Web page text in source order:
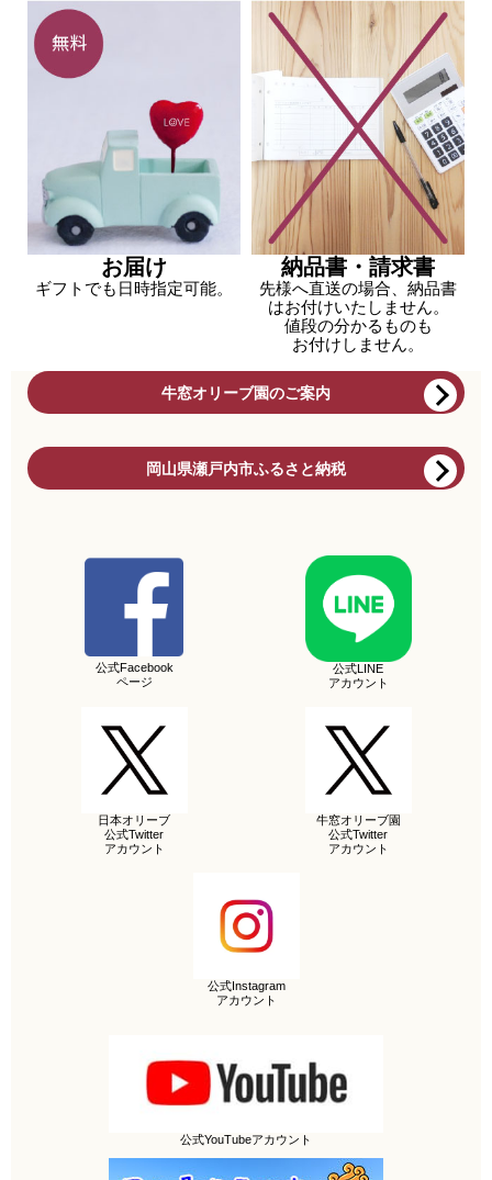
お届け
ギフトでも日時指定可能。
納品書・請求書
先様へ直送の場合、納品書
はお付けいたしません。
値段の分かるものも
お付けしません。
牛窓オリーブ園のご案内
岡山県瀬戸内市ふるさと納税
公式Facebook
ページ
公式LINE
アカウント
日本オリーブ
公式Twitter
アカウント
牛窓オリーブ園
公式Twitter
アカウント
公式Instagram
アカウント
公式YouTubeアカウント